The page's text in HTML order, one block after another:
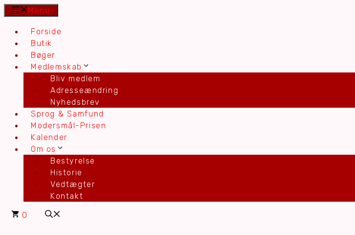
Hop
indhold
Menu
Forside
Butik
Bøger
Medlemskab
Bliv medlem
Adresseændring
Nyhedsbrev
Sprog & Samfund
Modersmål-Prisen
Kalender
Om os
Bestyrelse
Historie
Vedtægter
Kontakt
0